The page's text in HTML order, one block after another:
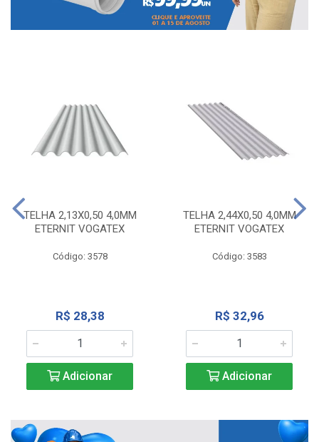
TELHA 2,13X0,50 4,0MM
ETERNIT VOGATEX
Código: 3578
R$ 28,38
Adicionar
TELHA 2,44X0,50 4,0MM
ETERNIT VOGATEX
Código: 3583
R$ 32,96
Adicionar